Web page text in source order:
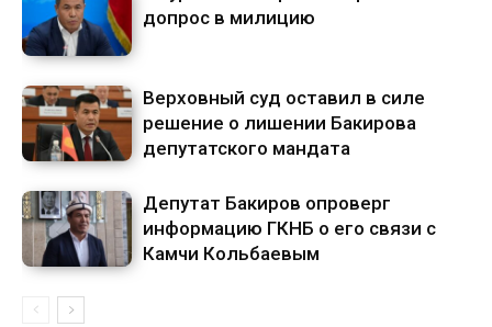
допрос в милицию
Верховный суд оставил в силе
решение о лишении Бакирова
депутатского мандата
Депутат Бакиров опроверг
информацию ГКНБ о его связи с
Камчи Кольбаевым